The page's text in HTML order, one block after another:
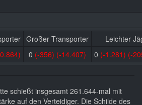
Großer Transporter
Leichter
0 (-356) (-14.407) 0 (-1.281) (-
schießt insgesamt 261.644-mal mit
auf den Verteidiger. Die Schilde des